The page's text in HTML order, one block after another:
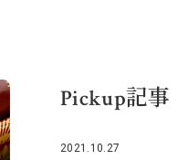
Pickup記事
2021.10.27